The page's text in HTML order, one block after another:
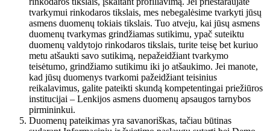
tvarkymui rinkodaros tikslais, mes nebegalėsime tvarkyti jūsų
asmens duomenų tokiais tikslais. Tuo atveju, kai jūsų asmens
duomenų tvarkymas grindžiamas sutikimu, ypač suteiktu
duomenų valdytojo rinkodaros tikslais, turite teisę bet kuriuo
metu atšaukti savo sutikimą, nepažeidžiant tvarkymo
teisėtumo, grindžiamo sutikimu iki jo atšaukimo. Jei manote,
kad jūsų duomenys tvarkomi pažeidžiant teisinius
reikalavimus, galite pateikti skundą kompetentingai priežiūros
institucijai – Lenkijos asmens duomenų apsaugos tarnybos
pirmininkui.
Duomenų pateikimas yra savanoriškas, tačiau būtinas